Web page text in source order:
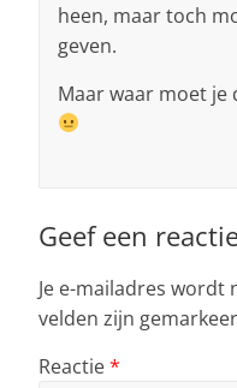
heen, maar toch
geven.
Maar waar moet
Geef een
Je e-mailadres wordt
velden zijn
Reactie*